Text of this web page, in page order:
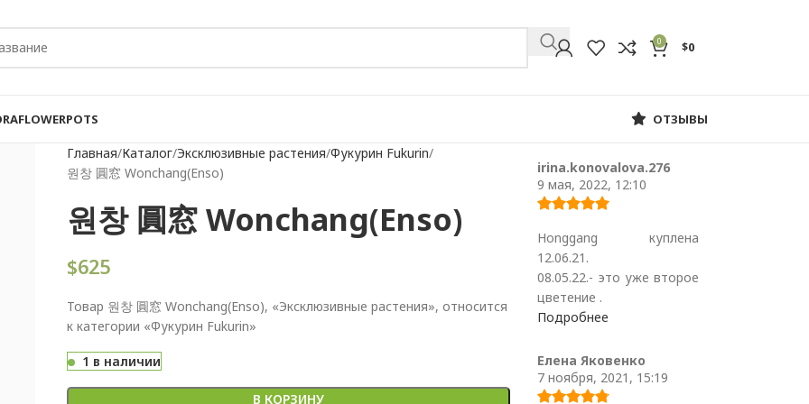
0 $0
FLOWERPOTS ОТЗЫВЫ
Главная Каталог Эксклюзивные растения Фукурин Fukurin
원창 圓窓 Wonchang(Enso)
원창 圓窓 Wonchang(Enso)
$625
Товар 원창 圓窓 Wonchang(Enso), «Эксклюзивные растения», относится
к категории «Фукурин Fukurin»
1 в наличии
В КОРЗИНУ
irina.konovalova.276
9 мая, 2022, 12:10
Honggang куплена
12.06.21.
08.05.22.- это уже второе
цветение .
Подробнее
Елена Яковенко
7 ноября, 2021, 15:19